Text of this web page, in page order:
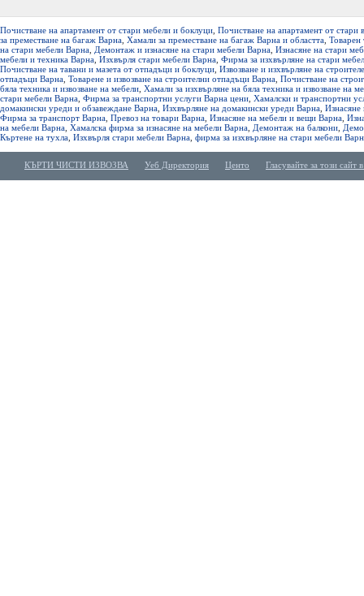
Почистване на апартамент от стари мебели и боклуци Почистване на апартамент от стари
за преместване на багаж Варна Хамали за преместване на багаж Варна и областта Товарен
на стари мебели Варна Демонтаж и изнасяне на стари мебели Варна Изнасяне на стари
мебели и техника Варна Изхвърля стари мебели Варна Фирма за изхвърляне на стари
Почистване на тавани и мазета от отпадъци и боклуци Извозване и изхвърляне на
отпадъци Варна Товарене и извозване на строителни отпадъци Варна Почистване на
бяла техника и извозване на мебели Хамали за изхвърляне на бяла техника и извозване на
стари мебели Варна Фирма за транспортни услуги Варна цени Хамалски и транспортни
домакински уреди и обзавеждане Варна Изхвърляне на домакински уреди Варна Изнасяне
Фирма за транспорт Варна Превоз на товари Варна Изнасяне на мебели и вещи Варна
на мебели Варна Хамалска фирма за изнасяне на мебели Варна Демонтаж на балкони
Къртене на тухла Изхвърля стари мебели Варна фирма за изхвърляне на стари мебели
КЪРТИ ЧИСТИ ИЗВОЗВА Уеб Директория Центо Гласувайте за този сайт